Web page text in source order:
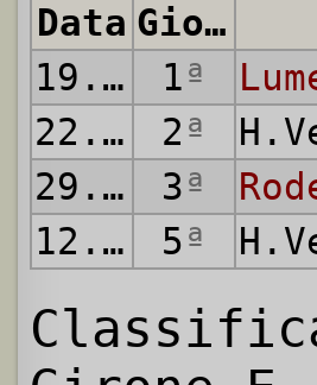
Data Giornata
19.08.
2007
1ª
22.08.
2007
2ª
29.08.
2007
3ª
12.09.
2007
5ª